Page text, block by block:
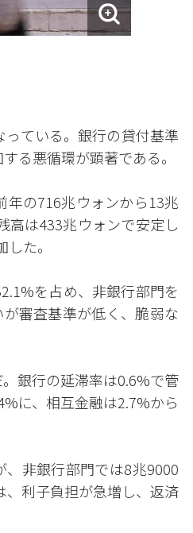
ている。銀行の貸付基準
る悪循環が顕著である。
年の716兆ウォンから13兆
高は433兆ウォンで安定し
た。
を占め、非銀行部門を
審査基準が低く、脆弱な
銀行の延滞率は0.6%で管
に、相互金融は2.7%から
非銀行部門では8兆9000
利子負担が急増し、返済